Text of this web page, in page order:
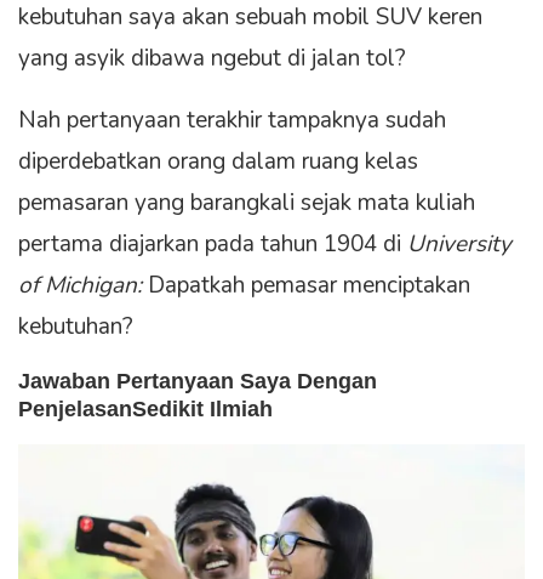
kebutuhan saya akan sebuah mobil SUV keren
yang asyik dibawa ngebut di jalan tol?
Nah pertanyaan terakhir tampaknya sudah
diperdebatkan orang dalam ruang kelas
pemasaran yang barangkali sejak mata kuliah
pertama diajarkan pada tahun 1904 di University
of Michigan:Dapatkah pemasar menciptakan
kebutuhan?
Jawaban Pertanyaan Saya Dengan
PenjelasanSedikit Ilmiah